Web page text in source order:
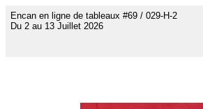
Encan en ligne de tableaux #69 / 029-H-2
Du 2 au 13 Juillet 2026